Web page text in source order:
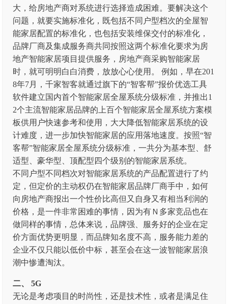
大，给房地产商对系统进行选择造成困难。要解决这个
问题，就要实施标准化，既包括不同户型档次的全屋智
能家居配置的标准化，也包括安装维保交付的标准化，
品牌厂商及集成服务商共同按照这两个标准化要求为房
地产智能家居项目提供服务，房地产商采购智能家居
时，就可明明白白消费，放放心心使用。 例如，早在201
8年7月，千家智客就通过旗下的“智客帮”报价优选工具
软件建立国内首个智能家居全屋系统分级标准，并推出1
2个主流智能家居品牌的上百个智能家居全屋系统方案模
板供用户快速参考和使用，大大降低智能家居系统的设
计难度，进一步加快智能家居的应用落地速度。按照“智
客帮”智能家居全屋系统分级标准，一共分为基本型、舒
适型、豪华型、顶配型四个级别的智能家居系统。
不同户型不同档次对智能家居系统的产品配置进行了约
定，但定价的主动权仍在智能家居品牌厂商手中，如何
向房地产商报出一个性价比高但又自身又有相当利润的
价格，是一件非常困难的事情，因为有Ｎ多家竞品也在
做同样的事情，总体来说，品牌强、服务好的企业在定
价方面优势更明显，而品牌知名度不高，服务能力差的
企业不仅只能以低价中标，甚至会在这一波智能家居浪
潮中惨遭淘汰。
二、 5G
无论是考虑项目的时尚性，还是技术性，或者是满足住